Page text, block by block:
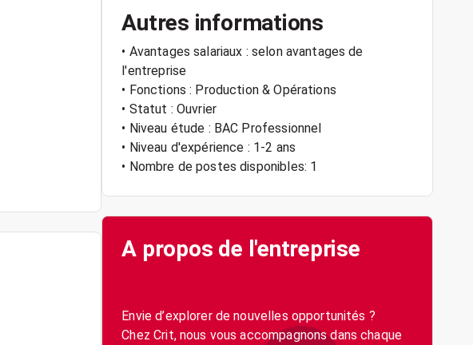
Autres informations
• Avantages salariaux : selon avantages de
l'entreprise
• Fonctions : Production & Opérations
• Statut : Ouvrier
• Niveau étude : BAC Professionnel
• Niveau d'expérience : 1-2 ans
• Nombre de postes disponibles: 1
A propos de l'entreprise
Envie d’explorer de nouvelles opportunités ?
Chez Crit, nous vous accompagnons dans chaque